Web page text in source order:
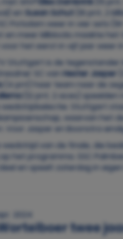
en
Susan Schut (16 pnt, 2
Potsdam weer in vier sets
en meer killblocks maakte
voor het eerst in vijf jaar weer
Stuttgart is de
SC van
Hester Jasper
(4 pnt) haar team naar de
(12 pnt, 2 aces)
wedstrijdselectie. Stuttgart
waarvan het
Voor Jasper en Boonstra
wedstrijd van de finale, die
het programma. SSC
en speelt zaterdag in eigen
2024
twee